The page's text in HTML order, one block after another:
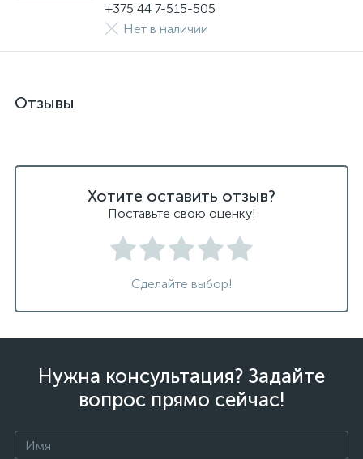
+375 44 7-515-505
Нет в наличии
Отзывы
Хотите оставить отзыв?
Поставьте свою оценку!
Сделайте выбор!
Нужна консультация? Задайте
вопрос прямо сейчас!